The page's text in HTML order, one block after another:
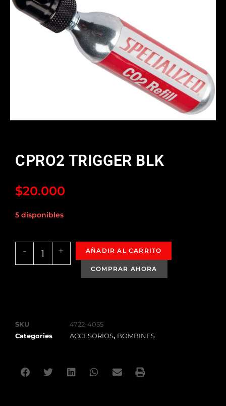
CPRO2 TRIGGER BLK
$20.000
5 disponibles
- + AÑADIR AL CARRITO
SKU
4722-4055
Categories
ACCESORIOS, BOMBINES